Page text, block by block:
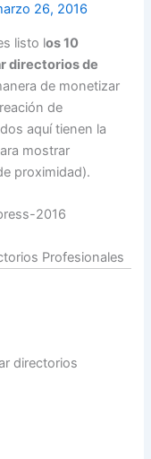
26, 2016
listo los 10
directorios de
de monetizar
de
aquí tienen la
mostrar
proximidad).
Profesionales